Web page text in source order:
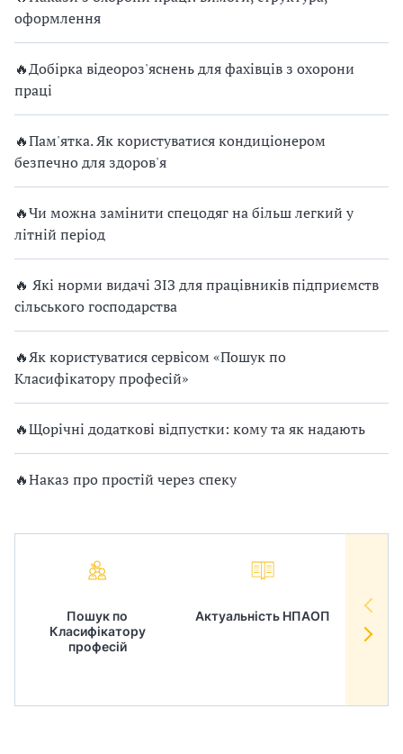
оформлення
🔥Добірка відеороз'яснень для фахівців з охорони
праці
🔥Пам'ятка. Як користуватися кондиціонером
безпечно для здоров'я
🔥Чи можна замінити спецодяг на більш легкий у
літній період
🔥 Які норми видачі ЗІЗ для працівників підприємств
сільського господарства
🔥Як користуватися сервісом «Пошук по
Класифікатору професій»
🔥Щорічні додаткові відпустки: кому та як надають
🔥Наказ про простій через спеку
Пошук по
Класифікатору
професій
Актуальність НПАОП